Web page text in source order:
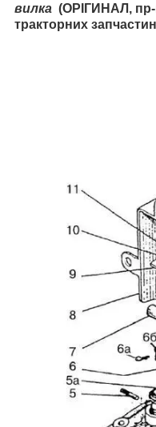
вилка (ОРІГИНАЛ, пр-
тракторних